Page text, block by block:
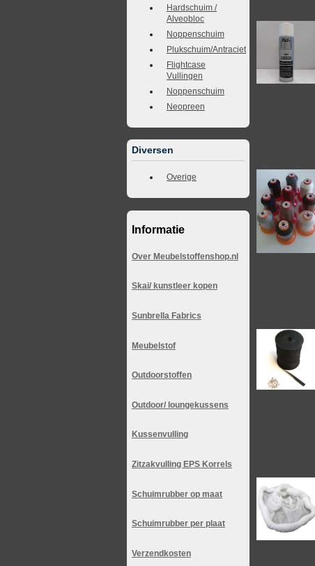
Hardschuim /
Alveobloc
Noppenschuim
Plukschuim/Antraciet
Flightcase
Vullingen
Noppenschuim
Neopreen
Diversen
Overige
Informatie
Over Meubelstoffenshop.nl
Skai/ kunstleer kopen
Sunbrella Fabrics
Meubelstof
Outdoorstoffen
Outdoor/ loungekussens
Kussenvulling
Zitzakvulling EPS Korrels
Schuimrubber op maat
Schuimrubber per plaat
Verzendkosten